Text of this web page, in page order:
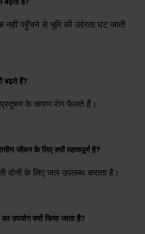
पहुँचने से भूमि की उर्वरता घट जाती
बढ़ते हैं?
के कारण रोग फैलते हैं।
जीवन के लिए क्यों महत्वपूर्ण है?
दोनों के लिए जल उपलब्ध कराता है।
उपयोग क्यों किया जाता है?